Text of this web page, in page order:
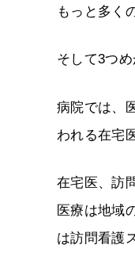
もっと多く
そして3つめ
病院では、
われる在宅
在宅医、訪
医療は地域
は訪問看護